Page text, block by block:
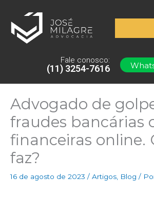
conteúdo
Fale conosco:
(11) 3254-7616
Advogado de
fraudes bancárias
financeiras online.
faz?
16 de agosto de 2023 / Artigos Blog /